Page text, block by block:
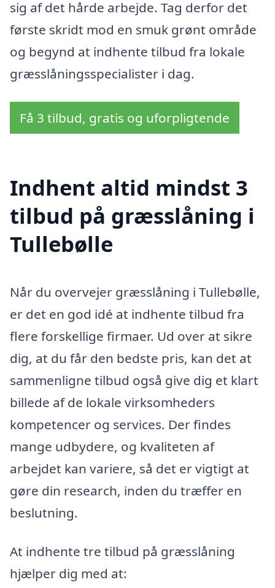
sig af det hårde arbejde. Tag derfor det
første skridt mod en smuk grønt område
og begynd at indhente tilbud fra lokale
græsslåningsspecialister i dag.
Få 3 tilbud, gratis og uforpligtende
Indhent altid mindst 3
tilbud på græsslåning i
Tullebølle
Når du overvejer græsslåning i Tullebølle,
er det en god idé at indhente tilbud fra
flere forskellige firmaer. Ud over at sikre
dig, at du får den bedste pris, kan det at
sammenligne tilbud også give dig et klart
billede af de lokale virksomheders
kompetencer og services. Der findes
mange udbydere, og kvaliteten af
arbejdet kan variere, så det er vigtigt at
gøre din research, inden du træffer en
beslutning.
At indhente tre tilbud på græsslåning
hjælper dig med at: